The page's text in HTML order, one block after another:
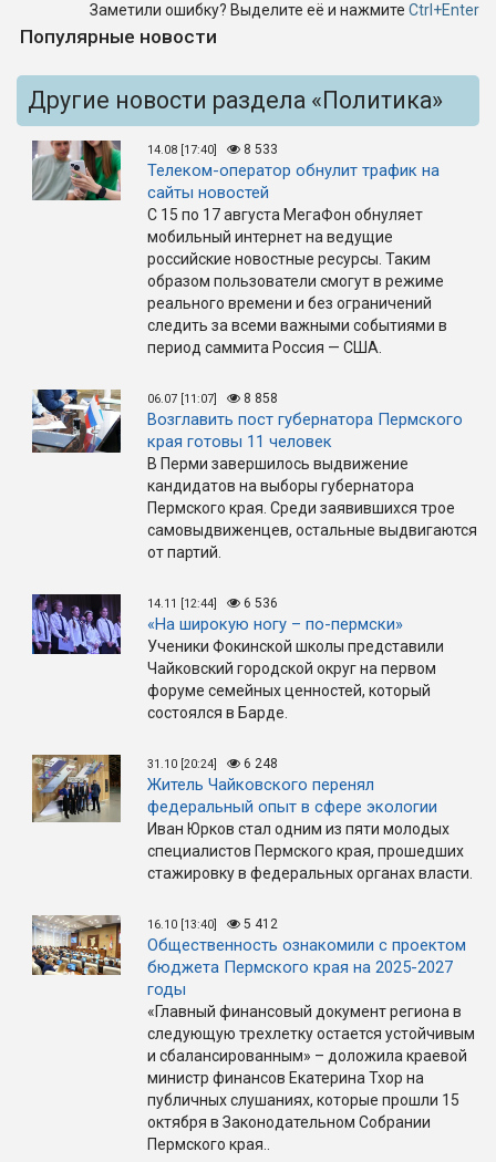
Заметили ошибку? Выделите её и нажмите Ctrl+Enter
Популярные новости
Другие новости раздела «Политика»
14.08 [17:40] 8 533
Телеком-оператор обнулит трафик на
сайты новостей
С 15 по 17 августа МегаФон обнуляет
мобильный интернет на ведущие
российские новостные ресурсы. Таким
образом пользователи смогут в режиме
реального времени и без ограничений
следить за всеми важными событиями в
период саммита Россия — США.
06.07 [11:07] 8 858
Возглавить пост губернатора Пермского
края готовы 11 человек
В Перми завершилось выдвижение
кандидатов на выборы губернатора
Пермского края. Среди заявившихся трое
самовыдвиженцев, остальные выдвигаются
от партий.
14.11 [12:44] 6 536
«На широкую ногу – по-пермски»
Ученики Фокинской школы представили
Чайковский городской округ на первом
форуме семейных ценностей, который
состоялся в Барде.
31.10 [20:24] 6 248
Житель Чайковского перенял
федеральный опыт в сфере экологии
Иван Юрков стал одним из пяти молодых
специалистов Пермского края, прошедших
стажировку в федеральных органах власти.
16.10 [13:40] 5 412
Общественность ознакомили с проектом
бюджета Пермского края на 2025-2027
годы
«Главный финансовый документ региона в
следующую трехлетку остается устойчивым
и сбалансированным» – доложила краевой
министр финансов Екатерина Тхор на
публичных слушаниях, которые прошли 15
октября в Законодательном Собрании
Пермского края..